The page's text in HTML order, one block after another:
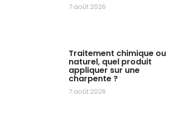
7 août 2026
Traitement chimique ou
naturel, quel produit
appliquer sur une
charpente ?
7 août 2026